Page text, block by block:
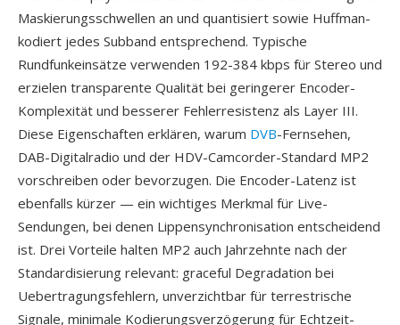
Maskierungsschwellen an und quantisiert sowie Huffman-
kodiert jedes Subband entsprechend. Typische
Rundfunkeinsätze verwenden 192-384 kbps für Stereo und
erzielen transparente Qualität bei geringerer Encoder-
Komplexität und besserer Fehlerresistenz als Layer III.
Diese Eigenschaften erklären, warum DVB-Fernsehen,
DAB-Digitalradio und der HDV-Camcorder-Standard MP2
vorschreiben oder bevorzugen. Die Encoder-Latenz ist
ebenfalls kürzer — ein wichtiges Merkmal für Live-
Sendungen, bei denen Lippensynchronisation entscheidend
ist. Drei Vorteile halten MP2 auch Jahrzehnte nach der
Standardisierung relevant: graceful Degradation bei
Uebertragungsfehlern, unverzichtbar für terrestrische
Signale, minimale Kodierungsverzögerung für Echtzeit-